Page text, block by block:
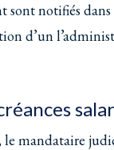
notifiés
d’un
mandataire